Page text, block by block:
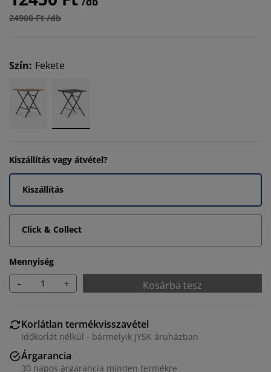
24900 Ft /db
Szín: Fekete
Kiszállítás vagy átvétel?
Kiszállítás
Click & Collect
Mennyiség
- + Kosárba tesz
Korlátlan termékvisszavétel
Időkorlát nélkül - bármelyik JYSK áruházban
Árgarancia
30 napos árgarancia minden termékre